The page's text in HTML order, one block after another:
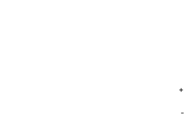
+
-